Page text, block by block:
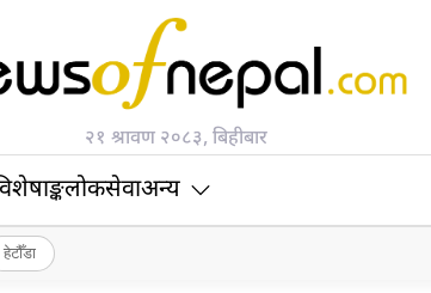
२१ श्रावण २०८३, बिहीबार
लोकसेवाअन्य
हेटौँडा